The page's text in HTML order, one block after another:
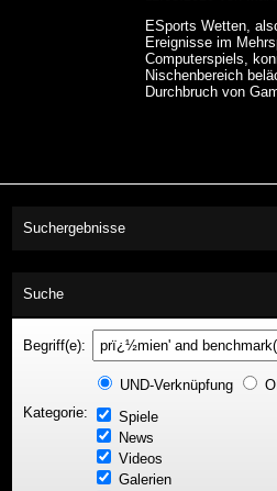
ESports Wetten,
Ereignisse im
Computerspiels,
Nischenbereich
Durchbruch von
Suchergebnisse
Suche
Begriff(e):
UND-Verknüpfung
Kategorie:
Spiele
News
Videos
Galerien